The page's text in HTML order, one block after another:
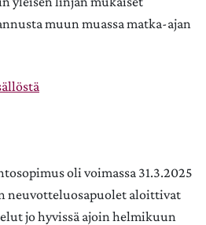
muun muassa matka-ajan
oli voimassa 31.3.2025
neuvotteluosapuolet aloittivat
jo hyvissä ajoin helmikuun